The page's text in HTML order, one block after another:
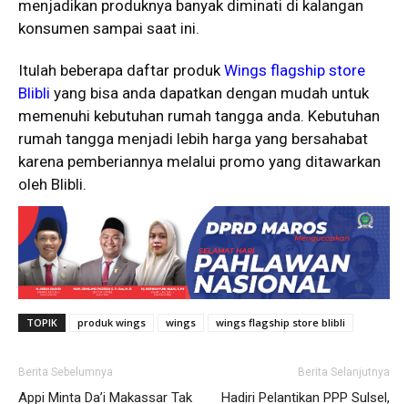
menjadikan produknya banyak diminati di kalangan
konsumen sampai saat ini.
Itulah beberapa daftar produkWings flagship store
Blibli yang bisa anda dapatkan dengan mudah untuk
memenuhi kebutuhan rumah tangga anda. Kebutuhan
rumah tangga menjadi lebih harga yang bersahabat
karena pemberiannya melalui promo yang ditawarkan
oleh Blibli.
TOPIK produk wings wings wings flagship store blibli
Berita Sebelumnya
Appi Minta Da’i Makassar Tak
Berita Selanjutnya
Hadiri Pelantikan PPP Sulsel,